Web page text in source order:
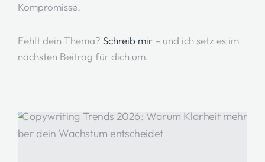
Kompromisse.
Fehlt dein Thema? Schreib mir – und ich setz es im
nächsten Beitrag für dich um.